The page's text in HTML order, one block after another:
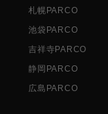
札幌PARCO
池袋PARCO
吉祥寺PARCO
静岡PARCO
広島PARCO